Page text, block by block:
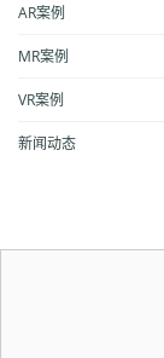
AR案例
MR案例
VR案例
新闻动态